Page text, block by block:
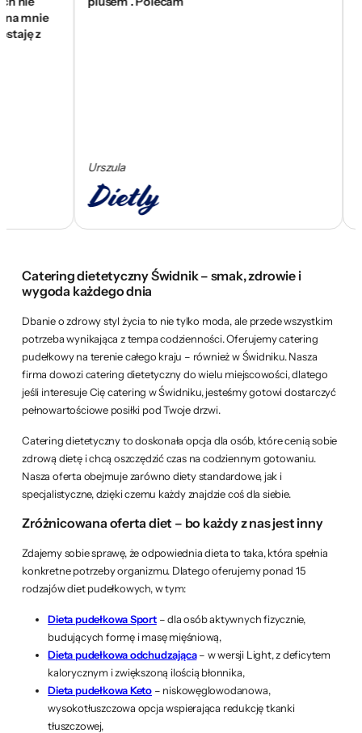
z
Urszula
Catering dietetyczny Świdnik – smak, zdrowie i
wygoda każdego dnia
Dbanie o zdrowy styl życia to nie tylko moda, ale przede wszystkim
potrzeba wynikająca z tempa codzienności. Oferujemy catering
pudełkowy na terenie całego kraju – również w Świdniku. Nasza
firma dowozi catering dietetyczny do wielu miejscowości, dlatego
jeśli interesuje Cię catering w Świdniku, jesteśmy gotowi dostarczyć
pełnowartościowe posiłki pod Twoje drzwi.
Catering dietetyczny to doskonała opcja dla osób, które cenią sobie
zdrową dietę i chcą oszczędzić czas na codziennym gotowaniu.
Nasza oferta obejmuje zarówno diety standardowe, jak i
specjalistyczne, dzięki czemu każdy znajdzie coś dla siebie.
Zróżnicowana oferta diet – bo każdy z nas jest inny
Zdajemy sobie sprawę, że odpowiednia dieta to taka, która spełnia
konkretne potrzeby organizmu. Dlatego oferujemy ponad 15
rodzajów diet pudełkowych, w tym:
Dieta pudełkowa Sport– dla osób aktywnych fizycznie,
budujących formę i masę mięśniową,
Dieta pudełkowa odchudzająca– w wersji Light, z deficytem
kalorycznym i zwiększoną ilością błonnika,
Dieta pudełkowa Keto – niskowęglowodanowa,
wysokotłuszczowa opcja wspierająca redukcję tkanki
tłuszczowej,